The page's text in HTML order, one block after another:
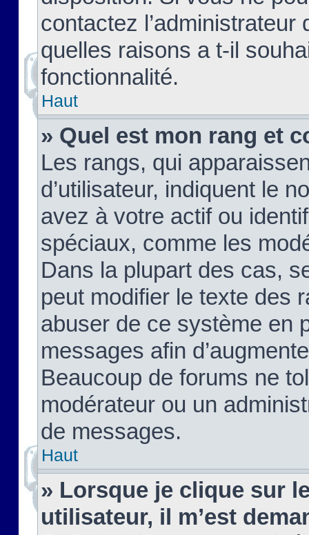
contactez
quelles raisons a t-il
fonctionnalité.
Haut
» Quel est mon rang et
Les rangs, qui
d’utilisateur, indiquent le
avez à votre actif ou
spéciaux, comme les
Dans la plupart des cas,
peut modifier le texte des
abuser de ce système en
messages afin
Beaucoup de forums ne
modérateur ou un
de messages.
Haut
» Lorsque je clique sur
utilisateur, il m’est